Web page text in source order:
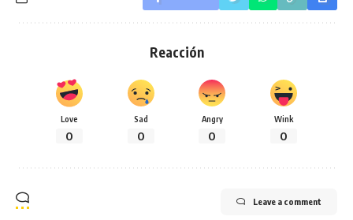
Reacción
Love
0
Sad
0
Angry
0
Wink
0
Leave a comment